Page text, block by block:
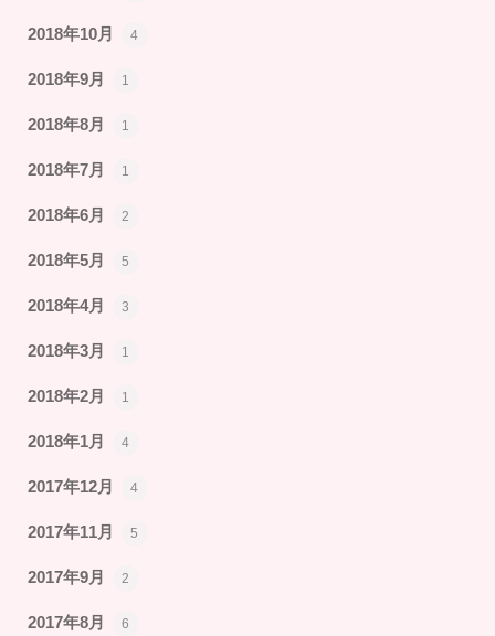
2018年10月 4
2018年9月 1
2018年8月 1
2018年7月 1
2018年6月 2
2018年5月 5
2018年4月 3
2018年3月 1
2018年2月 1
2018年1月 4
2017年12月 4
2017年11月 5
2017年9月 2
2017年8月 6